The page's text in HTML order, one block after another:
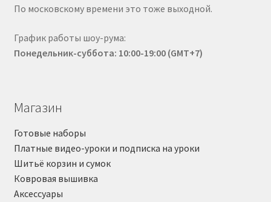
По московскому времени это тоже выходной.
График работы шоу-рума:
Понедельник-суббота: 10:00-19:00 (GMT+7)
Магазин
Готовые наборы
Платные видео-уроки и подписка на уроки
Шитьё корзин и сумок
Ковровая вышивка
Аксессуары